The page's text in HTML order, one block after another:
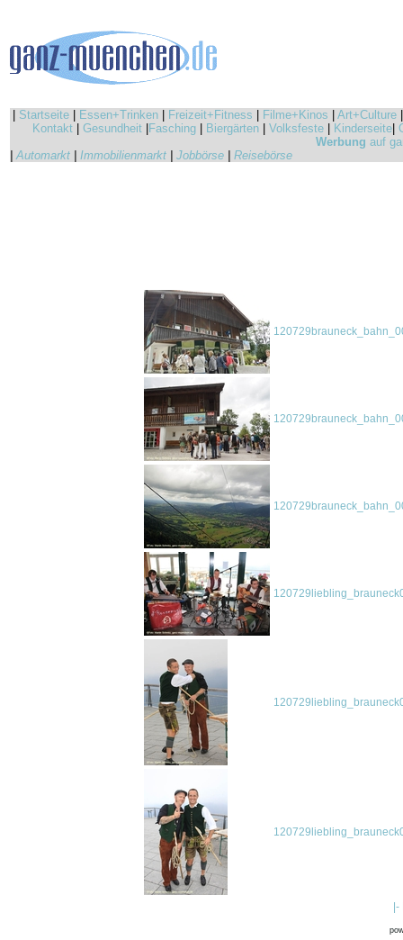
Startseite Essen+Trinken Freizeit+Fitness Filme+Kinos Art+Culture
Kontakt
Gesundheit Fasching Biergärten Volksfeste Kinderseite
Werbung auf
|Automarkt Immobilienmarkt Jobbörse Reisebörse